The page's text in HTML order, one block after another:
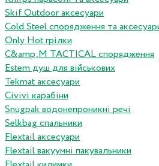
Skif Outdoor аксесуари
Cold Steel спорядження та
Only Hot грілки
C&amp;M TACTICAL спорядження
Estem душ для військових
Tekmat аксесуари
Сivivi карабіни
Snugpak водонепроникні речі
Selkbag спальники
Flextail аксесуари
Flextail вакуумні пакувальники